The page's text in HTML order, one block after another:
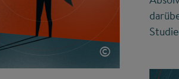
©